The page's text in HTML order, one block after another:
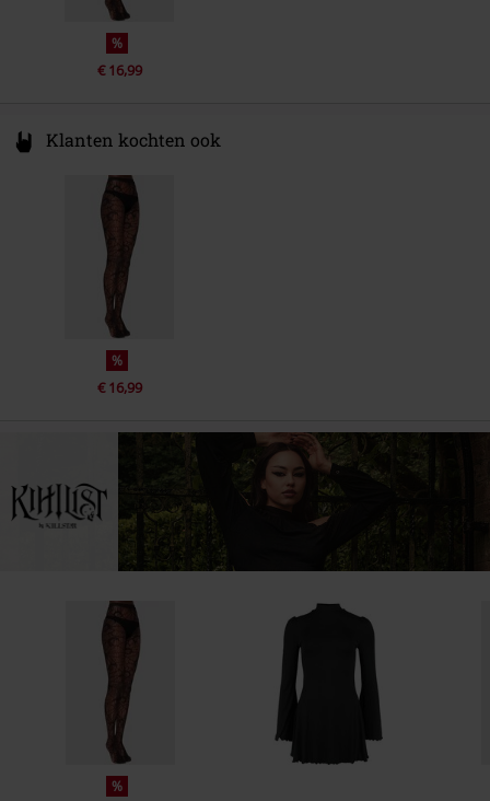
%
€ 16,99
Klanten kochten ook
%
€ 16,99
%